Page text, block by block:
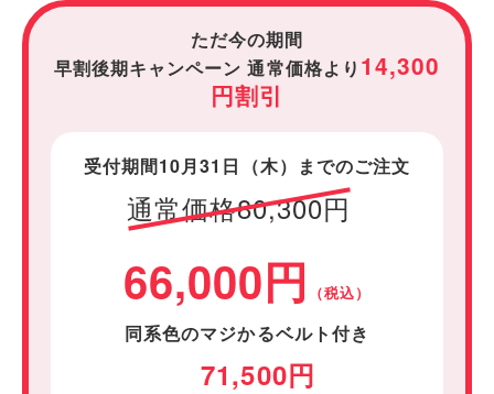
ただ今の期間
早割後期キャンペーン 通常価格より 14,300
円割引
受付期間10月31日（木） までのご注文
通常価格80,300円
66,000円 （税込）
同系色のマジかるベルト付き
71,500円